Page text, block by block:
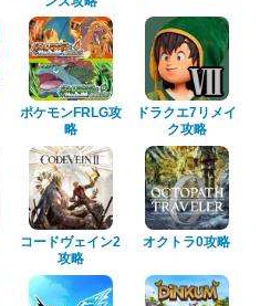
ポケモンFRLG攻
略
ドラクエ7リメイ
ク攻略
コードヴェイン2
攻略
オクトラ0攻略